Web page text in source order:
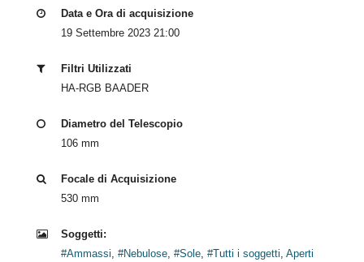
Data e Ora di acquisizione
19 Settembre 2023 21:00
Filtri Utilizzati
HA-RGB BAADER
Diametro del Telescopio
106 mm
Focale di Acquisizione
530 mm
Soggetti:
#Ammassi, #Nebulose, #Sole, #Tutti i soggetti, Aperti